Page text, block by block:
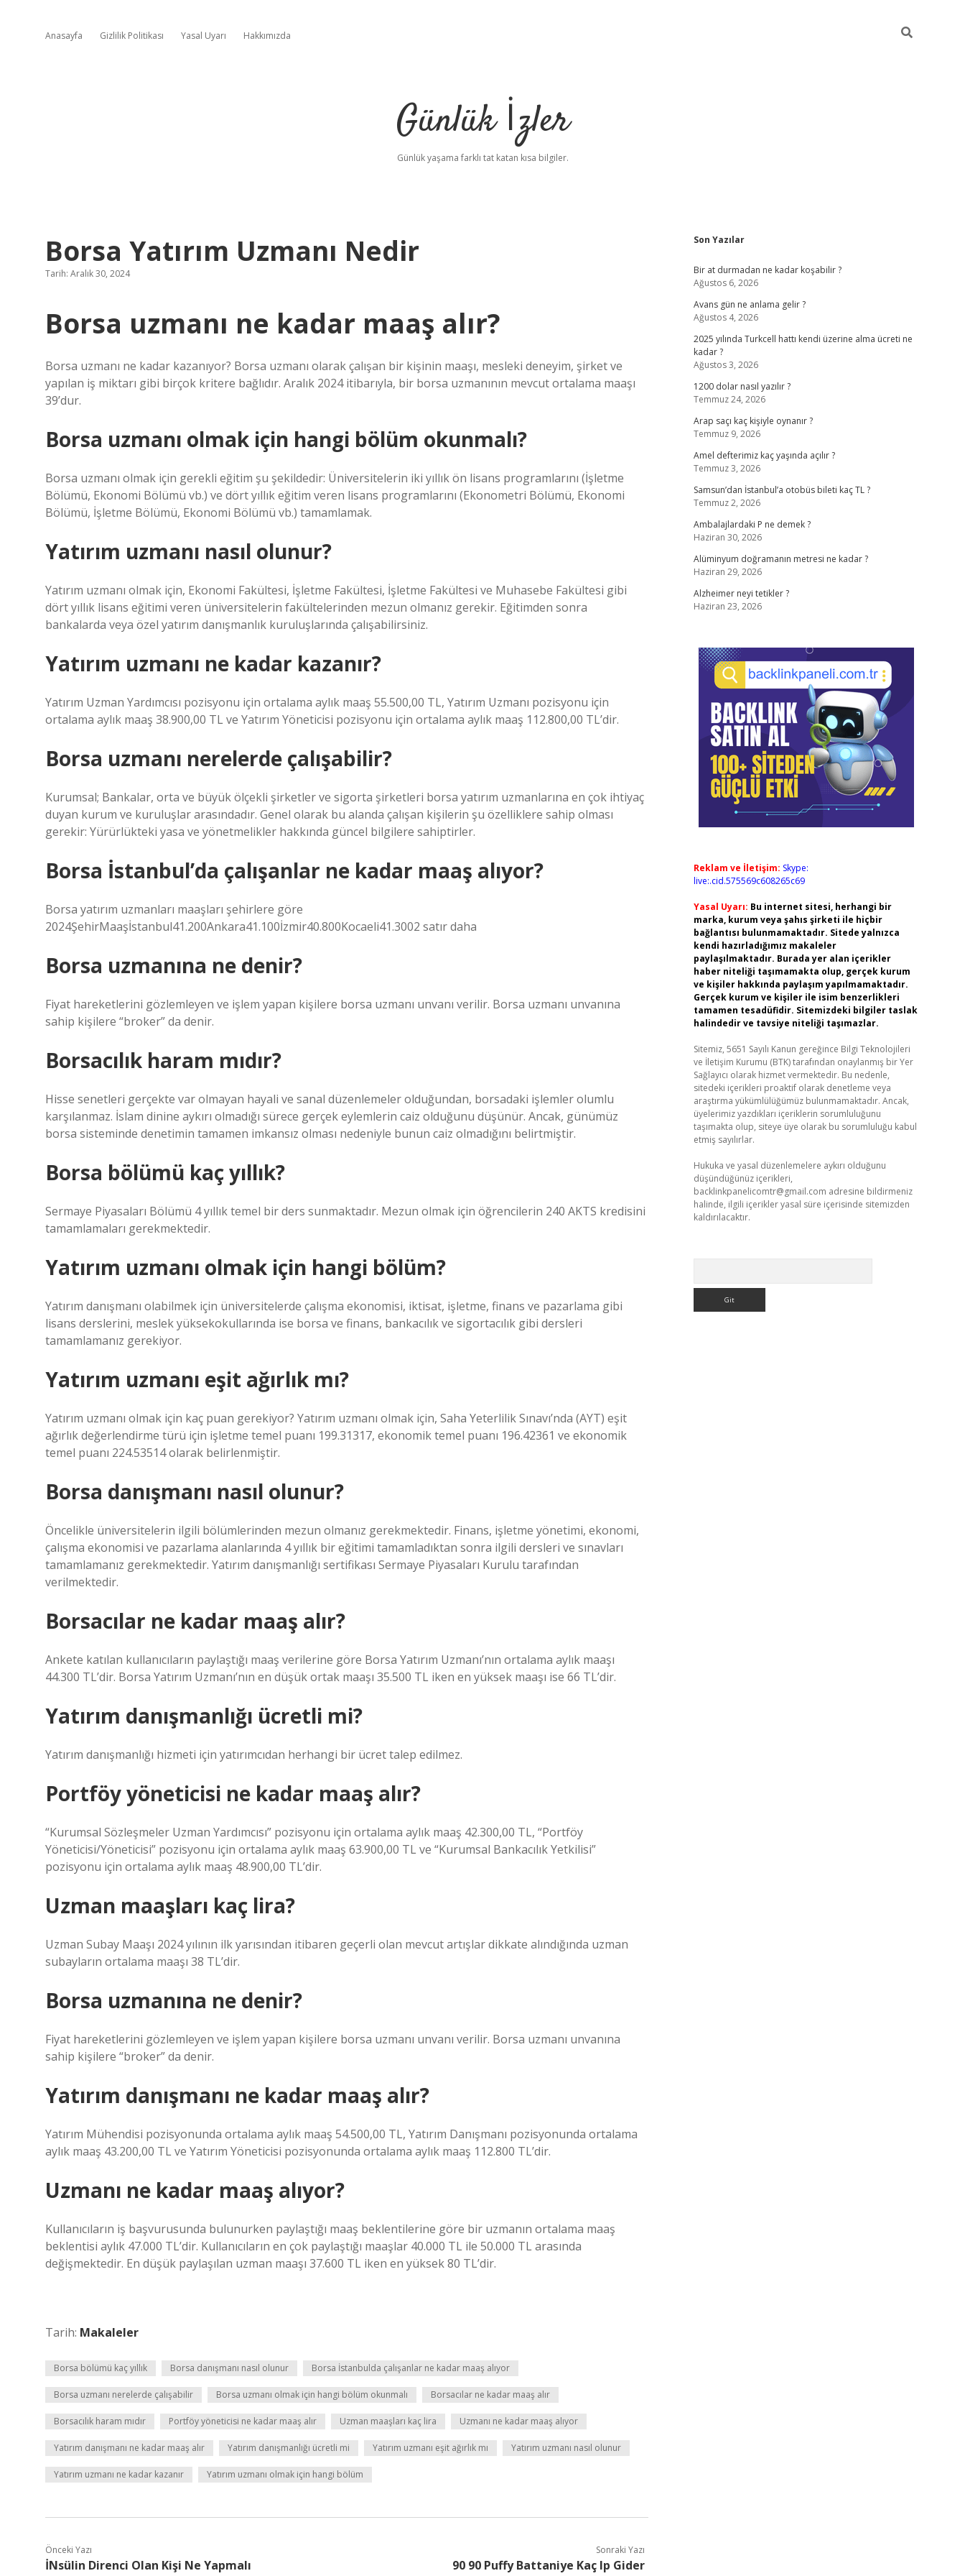
Anasayfa Gizlilik Politikası Yasal Uyarı Hakkımızda
Günlük İzler
Günlük yaşama farklı tat katan kısa bilgiler.
Borsa Yatırım Uzmanı Nedir
Tarih: Aralık 30, 2024
Borsa uzmanı ne kadar maaş alır?
Borsa uzmanı ne kadar kazanıyor? Borsa uzmanı olarak çalışan bir kişinin maaşı, mesleki deneyim, şirket ve
yapılan iş miktarı gibi birçok kritere bağlıdır. Aralık 2024 itibarıyla, bir borsa uzmanının mevcut ortalama maaşı
39’dur.
Borsa uzmanı olmak için hangi bölüm okunmalı?
Borsa uzmanı olmak için gerekli eğitim şu şekildedir: Üniversitelerin iki yıllık ön lisans programlarını (İşletme
Bölümü, Ekonomi Bölümü vb.) ve dört yıllık eğitim veren lisans programlarını (Ekonometri Bölümü, Ekonomi
Bölümü, İşletme Bölümü, Ekonomi Bölümü vb.) tamamlamak.
Yatırım uzmanı nasıl olunur?
Yatırım uzmanı olmak için, Ekonomi Fakültesi, İşletme Fakültesi, İşletme Fakültesi ve Muhasebe Fakültesi gibi
dört yıllık lisans eğitimi veren üniversitelerin fakültelerinden mezun olmanız gerekir. Eğitimden sonra
bankalarda veya özel yatırım danışmanlık kuruluşlarında çalışabilirsiniz.
Yatırım uzmanı ne kadar kazanır?
Yatırım Uzman Yardımcısı pozisyonu için ortalama aylık maaş 55.500,00 TL, Yatırım Uzmanı pozisyonu için
ortalama aylık maaş 38.900,00 TL ve Yatırım Yöneticisi pozisyonu için ortalama aylık maaş 112.800,00 TL’dir.
Borsa uzmanı nerelerde çalışabilir?
Kurumsal; Bankalar, orta ve büyük ölçekli şirketler ve sigorta şirketleri borsa yatırım uzmanlarına en çok ihtiyaç
duyan kurum ve kuruluşlar arasındadır. Genel olarak bu alanda çalışan kişilerin şu özelliklere sahip olması
gerekir: Yürürlükteki yasa ve yönetmelikler hakkında güncel bilgilere sahiptirler.
Borsa İstanbul’da çalışanlar ne kadar maaş alıyor?
Borsa yatırım uzmanları maaşları şehirlere göre
2024ŞehirMaaşİstanbul41.200Ankara41.100İzmir40.800Kocaeli41.3002 satır daha
Borsa uzmanına ne denir?
Fiyat hareketlerini gözlemleyen ve işlem yapan kişilere borsa uzmanı unvanı verilir. Borsa uzmanı unvanına
sahip kişilere “broker” da denir.
Borsacılık haram mıdır?
Hisse senetleri gerçekte var olmayan hayali ve sanal düzenlemeler olduğundan, borsadaki işlemler olumlu
karşılanmaz. İslam dinine aykırı olmadığı sürece gerçek eylemlerin caiz olduğunu düşünür. Ancak, günümüz
borsa sisteminde denetimin tamamen imkansız olması nedeniyle bunun caiz olmadığını belirtmiştir.
Borsa bölümü kaç yıllık?
Sermaye Piyasaları Bölümü 4 yıllık temel bir ders sunmaktadır. Mezun olmak için öğrencilerin 240 AKTS kredisini
tamamlamaları gerekmektedir.
Yatırım uzmanı olmak için hangi bölüm?
Yatırım danışmanı olabilmek için üniversitelerde çalışma ekonomisi, iktisat, işletme, finans ve pazarlama gibi
lisans derslerini, meslek yüksekokullarında ise borsa ve finans, bankacılık ve sigortacılık gibi dersleri
tamamlamanız gerekiyor.
Yatırım uzmanı eşit ağırlık mı?
Yatırım uzmanı olmak için kaç puan gerekiyor? Yatırım uzmanı olmak için, Saha Yeterlilik Sınavı’nda (AYT) eşit
ağırlık değerlendirme türü için işletme temel puanı 199.31317, ekonomik temel puanı 196.42361 ve ekonomik
temel puanı 224.53514 olarak belirlenmiştir.
Borsa danışmanı nasıl olunur?
Öncelikle üniversitelerin ilgili bölümlerinden mezun olmanız gerekmektedir. Finans, işletme yönetimi, ekonomi,
çalışma ekonomisi ve pazarlama alanlarında 4 yıllık bir eğitimi tamamladıktan sonra ilgili dersleri ve sınavları
tamamlamanız gerekmektedir. Yatırım danışmanlığı sertifikası Sermaye Piyasaları Kurulu tarafından
verilmektedir.
Borsacılar ne kadar maaş alır?
Ankete katılan kullanıcıların paylaştığı maaş verilerine göre Borsa Yatırım Uzmanı’nın ortalama aylık maaşı
44.300 TL’dir. Borsa Yatırım Uzmanı’nın en düşük ortak maaşı 35.500 TL iken en yüksek maaşı ise 66 TL’dir.
Yatırım danışmanlığı ücretli mi?
Yatırım danışmanlığı hizmeti için yatırımcıdan herhangi bir ücret talep edilmez.
Portföy yöneticisi ne kadar maaş alır?
“Kurumsal Sözleşmeler Uzman Yardımcısı” pozisyonu için ortalama aylık maaş 42.300,00 TL, “Portföy
Yöneticisi/Yöneticisi” pozisyonu için ortalama aylık maaş 63.900,00 TL ve “Kurumsal Bankacılık Yetkilisi”
pozisyonu için ortalama aylık maaş 48.900,00 TL’dir.
Uzman maaşları kaç lira?
Uzman Subay Maaşı 2024 yılının ilk yarısından itibaren geçerli olan mevcut artışlar dikkate alındığında uzman
subayların ortalama maaşı 38 TL’dir.
Borsa uzmanına ne denir?
Fiyat hareketlerini gözlemleyen ve işlem yapan kişilere borsa uzmanı unvanı verilir. Borsa uzmanı unvanına
sahip kişilere “broker” da denir.
Yatırım danışmanı ne kadar maaş alır?
Yatırım Mühendisi pozisyonunda ortalama aylık maaş 54.500,00 TL, Yatırım Danışmanı pozisyonunda ortalama
aylık maaş 43.200,00 TL ve Yatırım Yöneticisi pozisyonunda ortalama aylık maaş 112.800 TL’dir.
Uzmanı ne kadar maaş alıyor?
Kullanıcıların iş başvurusunda bulunurken paylaştığı maaş beklentilerine göre bir uzmanın ortalama maaş
beklentisi aylık 47.000 TL’dir. Kullanıcıların en çok paylaştığı maaşlar 40.000 TL ile 50.000 TL arasında
değişmektedir. En düşük paylaşılan uzman maaşı 37.600 TL iken en yüksek 80 TL’dir.
Tarih: Makaleler
Borsa bölümü kaç yıllık Borsa danışmanı nasıl olunur Borsa İstanbulda çalışanlar ne kadar maaş alıyor
Borsa uzmanı nerelerde çalışabilir Borsa uzmanı olmak için hangi bölüm okunmalı Borsacılar ne kadar maaş alır
Borsacılık haram mıdır Portföy yöneticisi ne kadar maaş alır Uzman maaşları kaç lira Uzmanı ne kadar maaş alıyor
Yatırım danışmanı ne kadar maaş alır Yatırım danışmanlığı ücretli mi Yatırım uzmanı eşit ağırlık mı Yatırım uzmanı nasıl olunur
Yatırım uzmanı ne kadar kazanır Yatırım uzmanı olmak için hangi bölüm
Önceki Yazı
İNsülin Direnci Olan Kişi Ne Yapmalı
Sonraki Yazı
90 90 Puffy Battaniye Kaç Ip Gider
Sidebar
Son Yazılar
Bir at durmadan ne kadar koşabilir ?
Ağustos 6, 2026
Avans gün ne anlama gelir ?
Ağustos 4, 2026
2025 yılında Turkcell hattı kendi üzerine alma ücreti ne
kadar ?
Ağustos 3, 2026
1200 dolar nasıl yazılır ?
Temmuz 24, 2026
Arap saçı kaç kişiyle oynanır ?
Temmuz 9, 2026
Amel defterimiz kaç yaşında açılır ?
Temmuz 3, 2026
Samsun’dan İstanbul’a otobüs bileti kaç TL ?
Temmuz 2, 2026
Ambalajlardaki P ne demek ?
Haziran 30, 2026
Alüminyum doğramanın metresi ne kadar ?
Haziran 29, 2026
Alzheimer neyi tetikler ?
Haziran 23, 2026
Reklam ve İletişim: Skype:
live:.cid.575569c608265c69
Yasal Uyarı: Bu internet sitesi, herhangi bir
marka, kurum veya şahıs şirketi ile hiçbir
bağlantısı bulunmamaktadır. Sitede yalnızca
kendi hazırladığımız makaleler
paylaşılmaktadır. Burada yer alan içerikler
haber niteliği taşımamakta olup, gerçek kurum
ve kişiler hakkında paylaşım yapılmamaktadır.
Gerçek kurum ve kişiler ile isim benzerlikleri
tamamen tesadüfidir. Sitemizdeki bilgiler taslak
halindedir ve tavsiye niteliği taşımazlar.
Sitemiz, 5651 Sayılı Kanun gereğince Bilgi Teknolojileri
ve İletişim Kurumu (BTK) tarafından onaylanmış bir Yer
Sağlayıcı olarak hizmet vermektedir. Bu nedenle,
sitedeki içerikleri proaktif olarak denetleme veya
araştırma yükümlülüğümüz bulunmamaktadır. Ancak,
üyelerimiz yazdıkları içeriklerin sorumluluğunu
taşımakta olup, siteye üye olarak bu sorumluluğu kabul
etmiş sayılırlar.
Hukuka ve yasal düzenlemelere aykırı olduğunu
düşündüğünüz içerikleri,
backlinkpanelicomtr@gmail.com adresine bildirmeniz
halinde, ilgili içerikler yasal süre içerisinde sitemizden
kaldırılacaktır.